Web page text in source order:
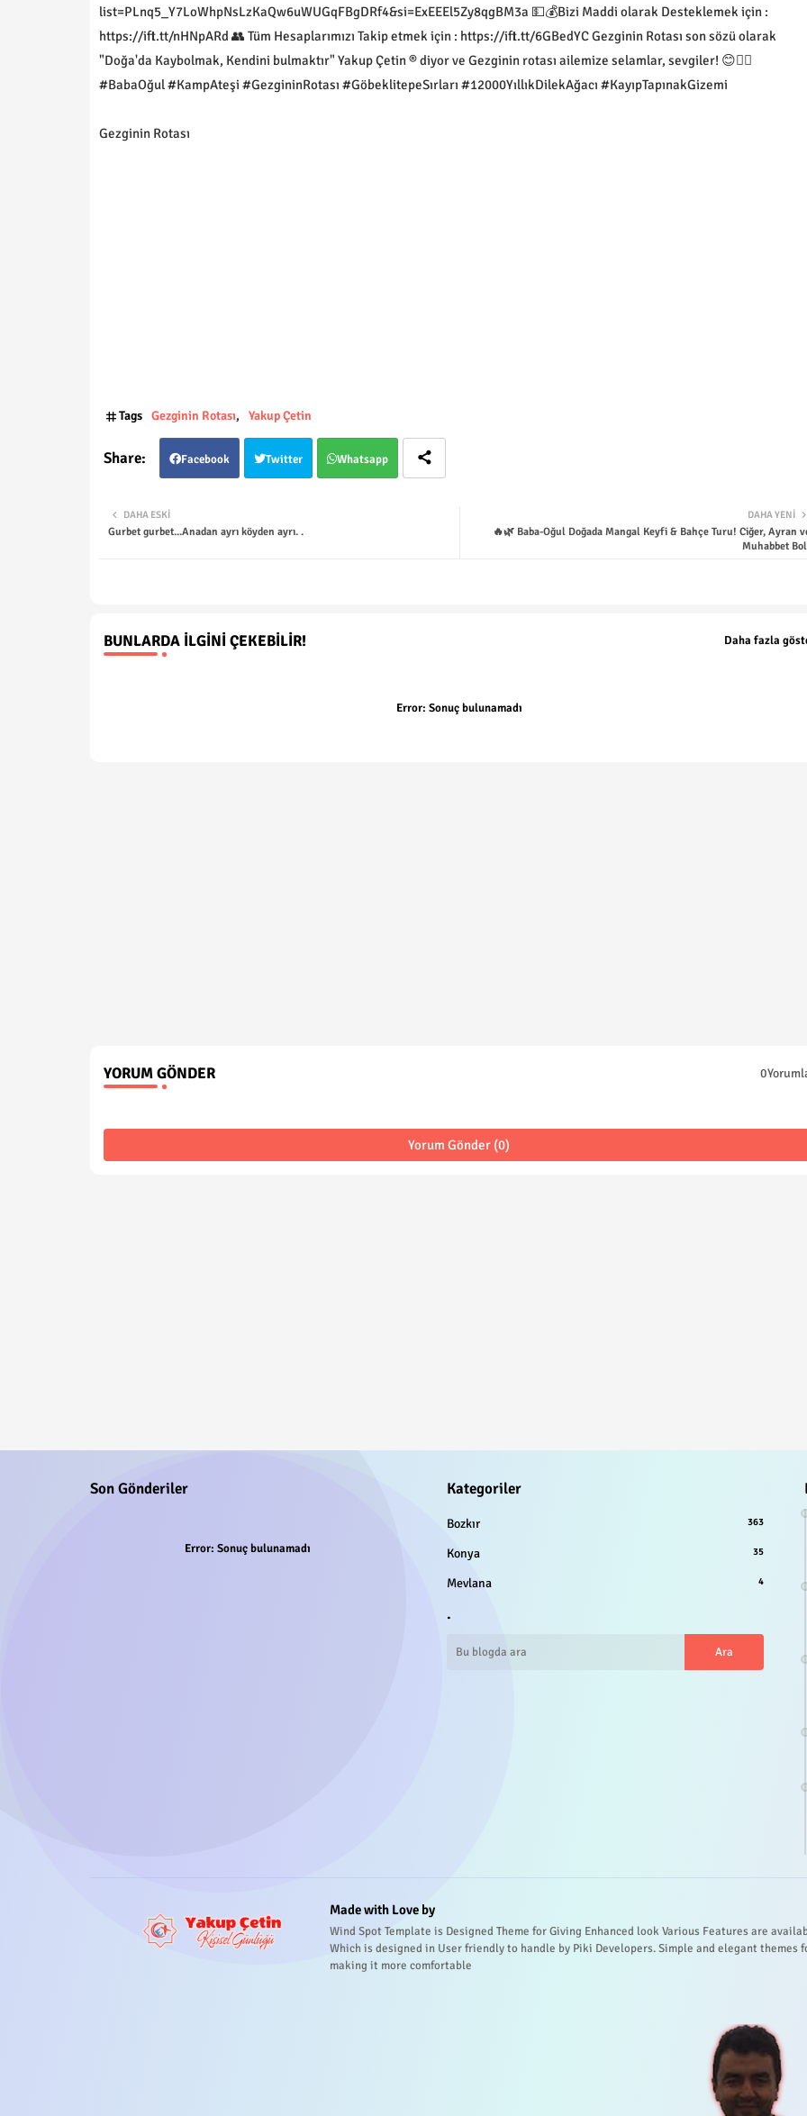
list=PLnq5_Y7LoWhpNsLzKaQw6uWUGqFBgDRf4&si=ExEEEl5Zy8qgBM3a 💵💰Bizi Maddi olarak Desteklemek için :
https://ift.tt/nHNpARd 👥 Tüm Hesaplarımızı Takip etmek için : https://ift.tt/6GBedYC Gezginin Rotası son sözü olarak
"Doğa'da Kaybolmak, Kendini bulmaktır" Yakup Çetin ® diyor ve Gezginin rotası ailemize selamlar, sevgiler! 😊🙋‍♂️
#BabaOğul #KampAteşi #GezgininRotası #GöbeklitepeSırları #12000YıllıkDilekAğacı #KayıpTapınakGizemi
Gezginin Rotası
Tags Gezginin Rotası Yakup Çetin
Facebook Twitter Whatsapp
DAHA YENI
🔥🌿 Baba-Oğul Doğada Mangal Keyfi & Bahçe Turu! Ciğer, Ayran
Muhabbet
DAHA ESKI
Gurbet gurbet...Anadan ayrı köyden ayrı. .
BUNLARDA İLGINI ÇEKEBILIR! Daha fazla
Error: Sonuç bulunamadı
YORUM GÖNDER
Yorum Gönder (0)
Son Gönderiler
Error: Sonuç bulunamadı
Kategoriler
Bozkır 363
Konya 35
Mevlana 4
.
Made with Love by
Wind Spot Template is Designed Theme for Giving Enhanced look Various Features are
Which is designed in User friendly to handle by Piki Developers. Simple and elegant themes
making it more comfortable